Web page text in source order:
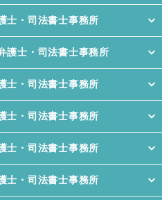
士・司法書士事務所
護士・司法書士事務所
士・司法書士事務所
士・司法書士事務所
士・司法書士事務所
士・司法書士事務所